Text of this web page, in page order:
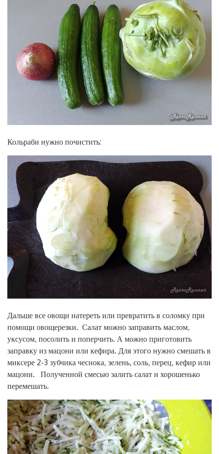
Кольраби нужно почистить:
Дальше все овощи натереть или превратить в соломку при
помощи овощерезки. Салат можно заправить маслом,
уксусом, посолить и поперчить. А можно приготовить
заправку из мацони или кефира. Для этого нужно смешать в
миксере 2-3 зубчика чеснока, зелень, соль, перец, кефир или
мацони. Полученной смесью залить салат и хорошенько
перемешать.